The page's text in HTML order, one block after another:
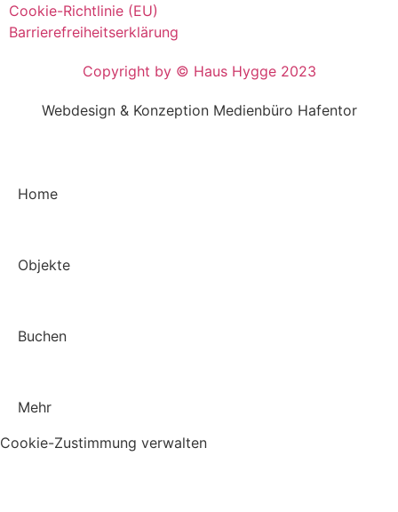
Cookie-Richtlinie (EU)
Barrierefreiheitserklärung
Copyright by © Haus Hygge 2023
Webdesign & Konzeption Medienbüro Hafentor
Home
Objekte
Buchen
Mehr
Cookie-Zustimmung verwalten